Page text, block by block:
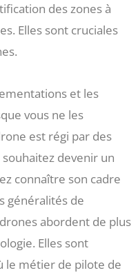
des zones à
Elles sont cruciales
et les
vous ne les
est régi par des
devenir un
connaître son cadre
généralités de
abordent de plus
Elles sont
le métier de pilote de